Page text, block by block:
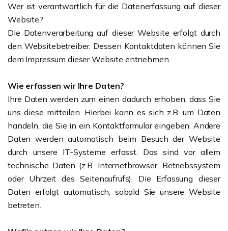
Wer ist verantwortlich für die Datenerfassung auf dieser
Website?
Die Datenverarbeitung auf dieser Website erfolgt durch
den Websitebetreiber. Dessen Kontaktdaten können Sie
dem Impressum dieser Website entnehmen.
Wie erfassen wir Ihre Daten?
Ihre Daten werden zum einen dadurch erhoben, dass Sie
uns diese mitteilen. Hierbei kann es sich z.B. um Daten
handeln, die Sie in ein Kontaktformular eingeben. Andere
Daten werden automatisch beim Besuch der Website
durch unsere IT-Systeme erfasst. Das sind vor allem
technische Daten (z.B. Internetbrowser, Betriebssystem
oder Uhrzeit des Seitenaufrufs). Die Erfassung dieser
Daten erfolgt automatisch, sobald Sie unsere Website
betreten.